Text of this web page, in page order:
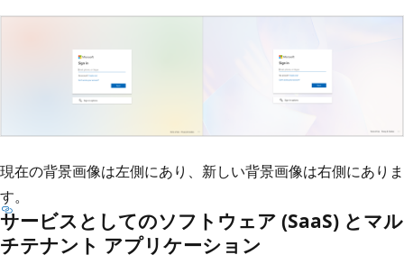
現在の背景画像は左側にあり、新しい背景画像は右側にありま
す。
サービスとしてのソフトウェア (SaaS) とマル
チテナント アプリケーション